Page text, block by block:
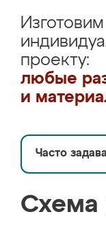
проекту:
любые
и
Часто
Схема